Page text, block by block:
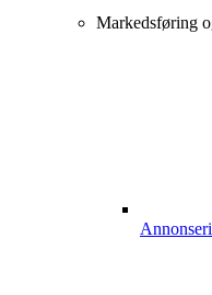
Markedsføring